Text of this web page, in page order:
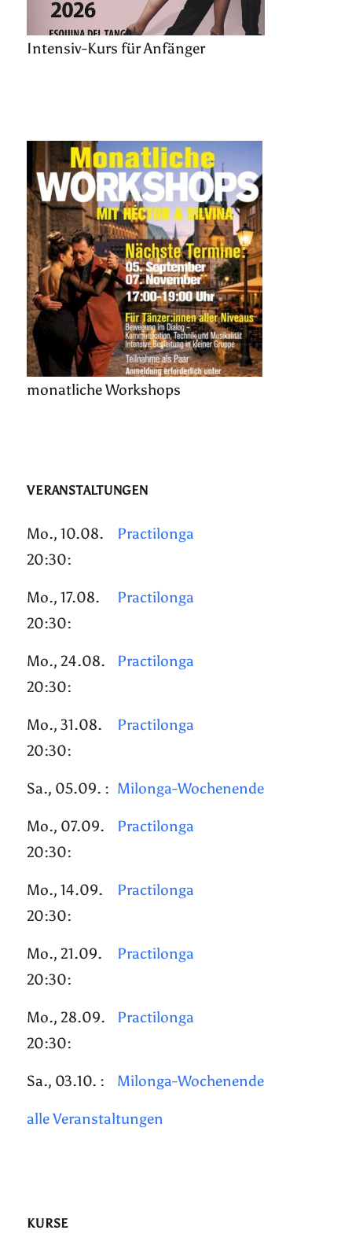
Intensiv-Kurs für Anfänger
monatliche Workshops
VERANSTALTUNGEN
Mo., 10.08.
20:30:
Practilonga
Mo., 17.08.
20:30:
Practilonga
Mo., 24.08.
20:30:
Practilonga
Mo., 31.08.
20:30:
Practilonga
Sa., 05.09. : Milonga-Wochenende
Mo., 07.09.
20:30:
Practilonga
Mo., 14.09.
20:30:
Practilonga
Mo., 21.09.
20:30:
Practilonga
Mo., 28.09.
20:30:
Practilonga
Sa., 03.10. : Milonga-Wochenende
alle Veranstaltungen
KURSE